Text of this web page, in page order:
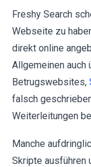
Freshy Search
Webseite zu
direkt online
Allgemeinen auch
Betrugswebsites,
falsch
Weiterleitungen
Manche
Skripte ausführen